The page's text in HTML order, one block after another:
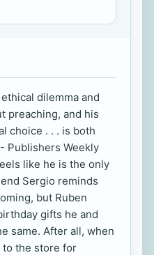
dilemma and
preaching, and his
choice . . . is both
Publishers Weekly
like he is the only
Sergio reminds
but Ruben
gifts he and
same. After all, when
to the store for